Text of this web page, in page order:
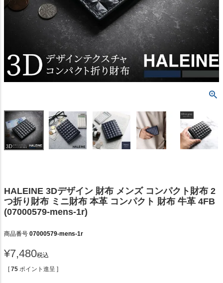
HALEINE 3Dデザイン 財布 メンズ コンパクト財布 2
つ折り財布 ミニ財布 本革 コンパクト 財布 牛革 4FB
(07000579-mens-1r)
商品番号 07000579-mens-1r
¥7,480税込
[ 75 ポイント進呈 ]